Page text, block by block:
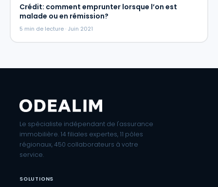
Crédit: comment emprunter lorsque l’on est
malade ou en rémission?
5 min de lecture · Juin 2021
Le spécialiste indépendant de l'assurance
immobilière. 14 filiales expertes, 11 pôles
régionaux, 450 collaborateurs à votre
service.
SOLUTIONS